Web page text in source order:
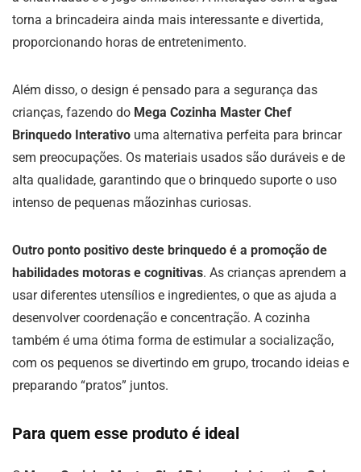
torna a brincadeira ainda mais interessante e divertida,
proporcionando horas de entretenimento.
Além disso, o design é pensado para a segurança das
crianças, fazendo do Mega Cozinha Master Chef
Brinquedo Interativo uma alternativa perfeita para brincar
sem preocupações. Os materiais usados são duráveis e de
alta qualidade, garantindo que o brinquedo suporte o uso
intenso de pequenas mãozinhas curiosas.
Outro ponto positivo deste brinquedo é a promoção de
habilidades motoras e cognitivas. As crianças aprendem a
usar diferentes utensílios e ingredientes, o que as ajuda a
desenvolver coordenação e concentração. A cozinha
também é uma ótima forma de estimular a socialização,
com os pequenos se divertindo em grupo, trocando ideias e
preparando “pratos” juntos.
Para quem esse produto é ideal